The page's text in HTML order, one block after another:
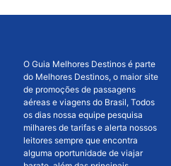
O Guia Melhores Destinos é parte
do Melhores Destinos, o maior site
de promoções de passagens
aéreas e viagens do Brasil, Todos
os dias nossa equipe pesquisa
milhares de tarifas e alerta nossos
leitores sempre que encontra
alguma oportunidade de viajar